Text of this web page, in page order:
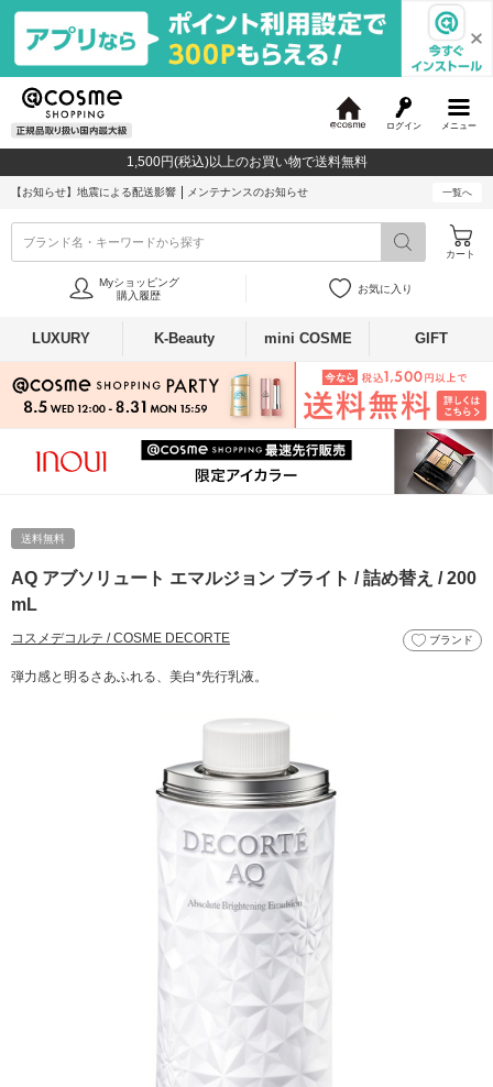
メニュー
ログイン
c
o
1,500円(税込)以上のお買い物で送料無料
【お知らせ】 地震による配送影響 メンテナンスのお知らせ 一覧へ
ブランド名・キーワードから探す
カート
Myショッピング
購入履歴
お気に入り
LUXURY K-Beauty mini COSME GIFT
送料無料
AQ アブソリュート エマルジョン ブライト / 詰め替え / 200
mL
コスメデコルテ / COSME DECORTE ブランド
弾力感と明るさあふれる、美白*先行乳液。